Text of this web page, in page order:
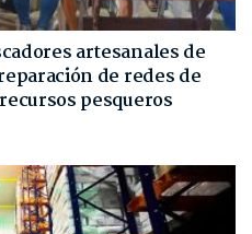
artesanales de
de redes de
pesqueros